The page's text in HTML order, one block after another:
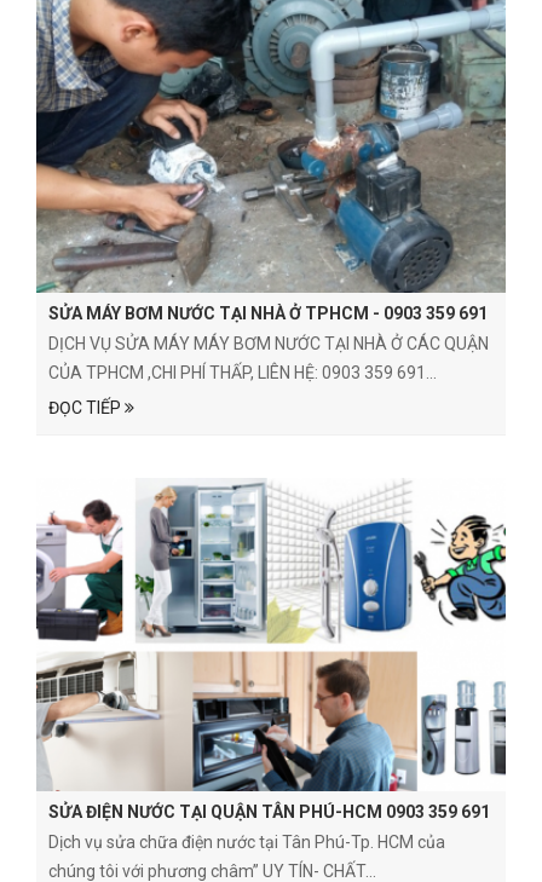
SỬA MÁY BƠM NƯỚC TẠI NHÀ Ở TPHCM - 0903 359 691
DỊCH VỤ SỬA MÁY MÁY BƠM NƯỚC TẠI NHÀ Ở CÁC QUẬN
CỦA TPHCM ,CHI PHÍ THẤP, LIÊN HỆ: 0903 359 691...
ĐỌC TIẾP
SỬA ĐIỆN NƯỚC TẠI QUẬN TÂN PHÚ-HCM 0903 359 691
Dịch vụ sửa chữa điện nước tại Tân Phú-Tp. HCM của
chúng tôi với phương châm” UY TÍN- CHẤT...